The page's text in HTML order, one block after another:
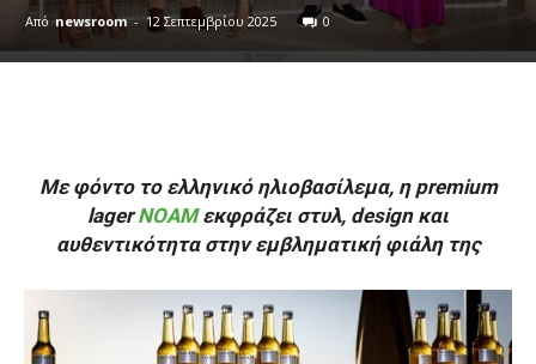
Από newsroom - 12 Σεπτεμβρίου 2025 0
Με φόντο το ελληνικό ηλιοβασίλεμα, η premium
lagerNOAMεκφράζει στυλ, design και
αυθεντικότητα στην εμβληματική φιάλη της